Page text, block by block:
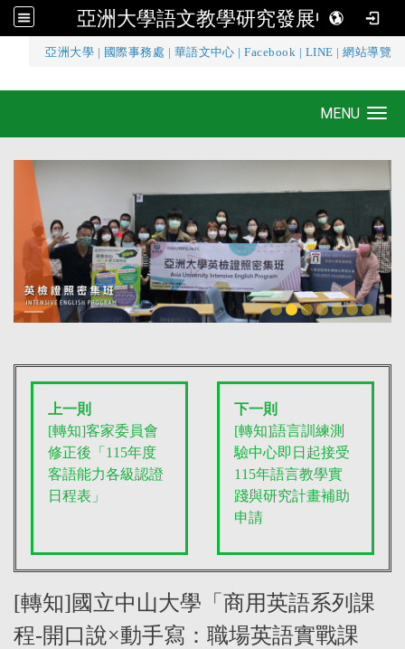
亞洲大學語文教學研究發展中心
亞洲大學 國際事務處 華語文中心 |Facebook LINE |網站導覽
亞洲大學語文教學研究發展中心
MENU
上一則
[轉知]客家委員會
修正後「115年度
客語能力各級認證
日程表」
下一則
[轉知]語言訓練測
驗中心即日起接受
115年語言教學實
踐與研究計畫補助
申請
[轉知]國立中山大學「商用英語系列課
程-開口說×動手寫：職場英語實戰課